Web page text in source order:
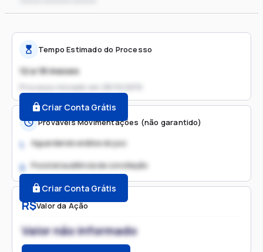
R$Valor da Ação
Valor não informado
Tempo Estimado do Processo
12 a 18 meses
Processo iniciado em
Criar Conta Grátis
Prováveis Movimentações (não garantido)
1. Aguardando análise do juiz
2. Possível audiência de conciliação
Criar Conta Grátis